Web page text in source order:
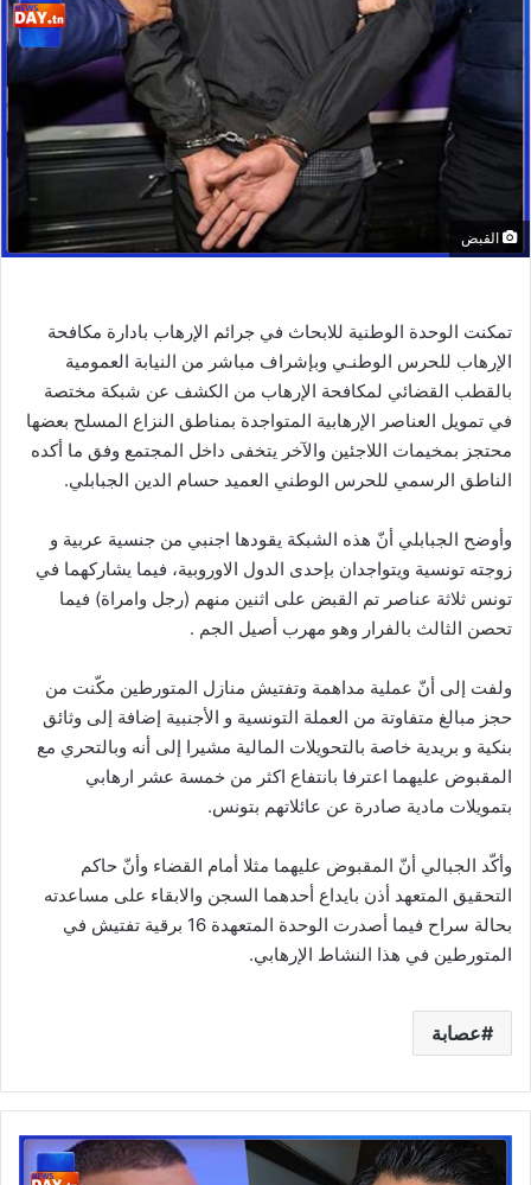
القبض
تمكنت الوحدة الوطنية للابحاث في جرائم الإرهاب بادارة مكافحة
الإرهاب للحرس الوطنـي وبإشراف مباشر من النيابة العمومية
بالقطب القضائي لمكافحة الإرهاب من الكشف عن شبكة مختصة
في تمويل العناصر الإرهابية المتواجدة بمناطق النزاع المسلح بعضها
محتجز بمخيمات اللاجئين والآخر يتخفى داخل المجتمع وفق ما أكده
الناطق الرسمي للحرس الوطني العميد حسام الدين الجبابلي.
وأوضح الجبابلي أنّ هذه الشبكة يقودها اجنبي من جنسية عربية و
زوجته تونسية ويتواجدان بإحدى الدول الاوروبية، فيما يشاركهما في
تونس ثلاثة عناصر تم القبض على اثنين منهم (رجل وامراة) فيما
تحصن الثالث بالفرار وهو مهرب أصيل الجم .
ولفت إلى أنّ عملية مداهمة وتفتيش منازل المتورطين مكّنت من
حجز مبالغ متفاوتة من العملة التونسية و الأجنبية إضافة إلى وثائق
بنكية و بريدية خاصة بالتحويلات المالية مشيرا إلى أنه وبالتحري مع
المقبوض عليهما اعترفا بانتفاع اكثر من خمسة عشر ارهابي
بتمويلات مادية صادرة عن عائلاتهم بتونس.
وأكّد الجبالي أنّ المقبوض عليهما مثلا أمام القضاء وأنّ حاكم
التحقيق المتعهد أذن بايداع أحدهما السجن والابقاء على مساعدته
بحالة سراح فيما أصدرت الوحدة المتعهدة 16 برقية تفتيش في
المتورطين في هذا النشاط الإرهابي.
عصابة
اتهمه
بالتنسيق